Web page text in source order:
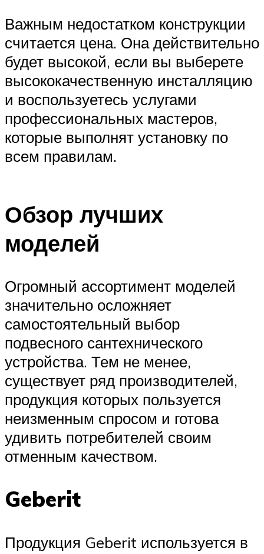
Важным недостатком конструкции
считается цена. Она действительно
будет высокой, если вы выберете
высококачественную инсталляцию
и воспользуетесь услугами
профессиональных мастеров,
которые выполнят установку по
всем правилам.
Обзор лучших
моделей
Огромный ассортимент моделей
значительно осложняет
самостоятельный выбор
подвесного сантехнического
устройства. Тем не менее,
существует ряд производителей,
продукция которых пользуется
неизменным спросом и готова
удивить потребителей своим
отменным качеством.
Geberit
Продукция Geberit используется в